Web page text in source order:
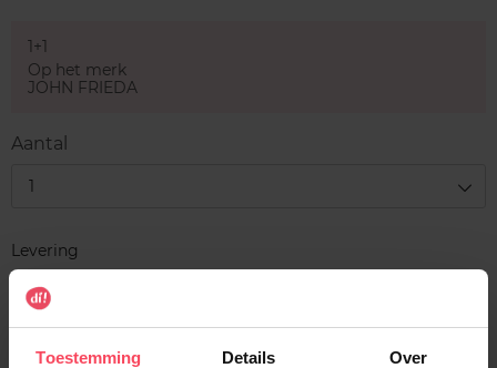
Toestemming Details Over
1+1
Op het merk
JOHN FRIEDA
Aantal
1
Levering
Voorradig